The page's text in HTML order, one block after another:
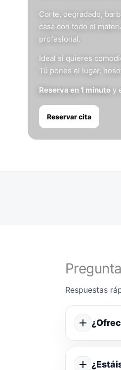
Corte, degradado,
casa con todo el
profesional.
Ideal si quieres
Tú pones el lugar,
Reserva en 1 minuto y
Reservar cita
Respuestas